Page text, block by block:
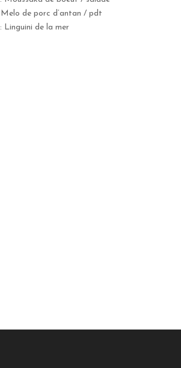
de porc d’antan / pdt
de la mer